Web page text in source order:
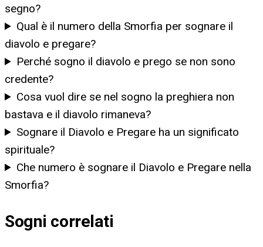
segno?
Qual è il numero della Smorfia per sognare il
diavolo e pregare?
Perché sogno il diavolo e prego se non sono
credente?
Cosa vuol dire se nel sogno la preghiera non
bastava e il diavolo rimaneva?
Sognare il Diavolo e Pregare ha un significato
spirituale?
Che numero è sognare il Diavolo e Pregare nella
Smorfia?
Sogni correlati